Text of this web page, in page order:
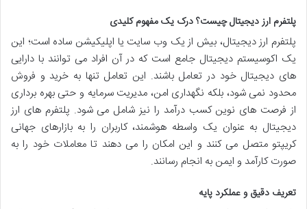
پلتفرم ارز دیجیتال چیست؟ درک یک مفهوم کلیدی
پلتفرم ارز دیجیتال، بیش از یک وب سایت یا اپلیکیشن ساده است؛ این
یک اکوسیستم دیجیتال جامع است که در آن افراد می توانند با دارایی
های دیجیتال خود در تعامل باشند. این تعامل تنها به خرید و فروش
محدود نمی شود، بلکه نگهداری امن، مدیریت سرمایه و حتی بهره برداری
از فرصت های نوین کسب درآمد را نیز شامل می شود. پلتفرم های ارز
دیجیتال به عنوان یک واسطه هوشمند، کاربران را به بازارهای جهانی
کریپتو متصل می کنند و این امکان را می دهند تا معاملات خود را به
صورت کارآمد و ایمن به انجام رسانند.
تعریف دقیق و عملکرد پایه